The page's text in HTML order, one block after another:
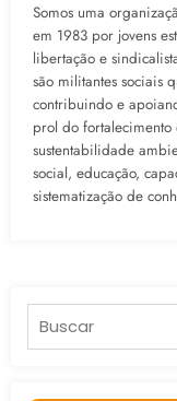
Somos uma
em 1983 por jovens
libertação e
são militantes sociais
contribuindo e
prol do
sustentabilidade
social, educação,
sistematização de
Pesquisar